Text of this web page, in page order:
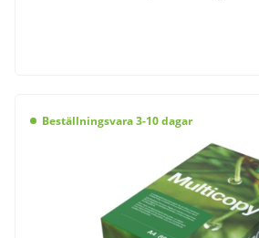
Beställningsvara 3-10 dagar